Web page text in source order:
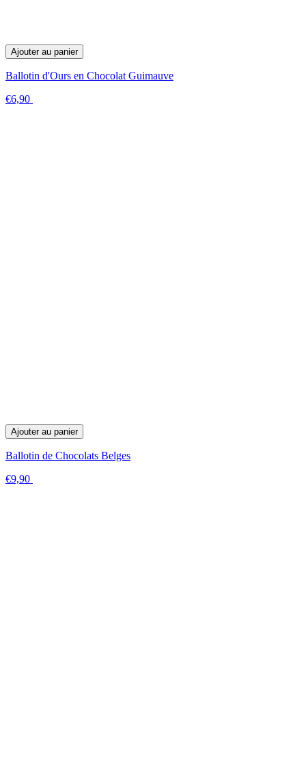
Ajouter au panier
Ballotin d'Ours en Chocolat Guimauve
€6,90
Ajouter au panier
Ballotin de Chocolats Belges
€9,90